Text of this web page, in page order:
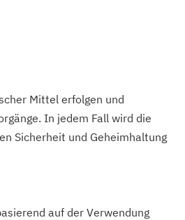
Mittel erfolgen und
In jedem Fall wird die
Sicherheit und Geheimhaltung
auf der Verwendung